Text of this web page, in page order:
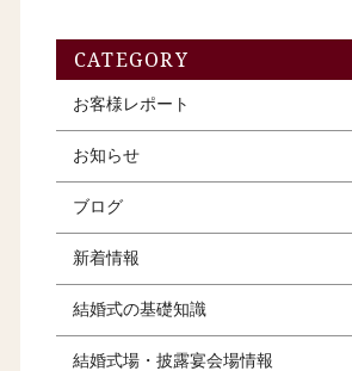
CATEGORY
お客様レポート
お知らせ
ブログ
新着情報
結婚式の基礎知識
結婚式場・披露宴会場情報